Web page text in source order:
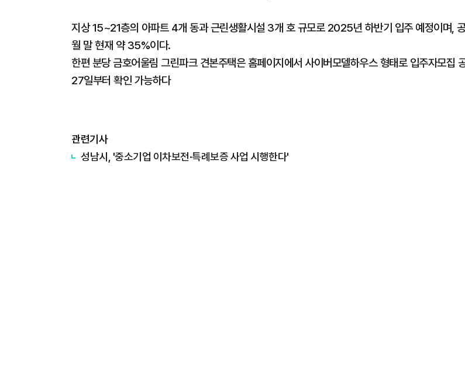
지상 15~21층의 아파트 4개 동과 근린생활시설 3개 호 규모로 2025년 하반기 입주 예정이며,
월 말 현재 약 35%이다.
한편 분당 금호어울림 그린파크 견본주택은 홈페이지에서 사이버모델하우스 형태로 입주자모집
27일부터 확인 가능하다
관련기사
성남시, '중소기업 이차보전·특례보증 사업 시행한다'